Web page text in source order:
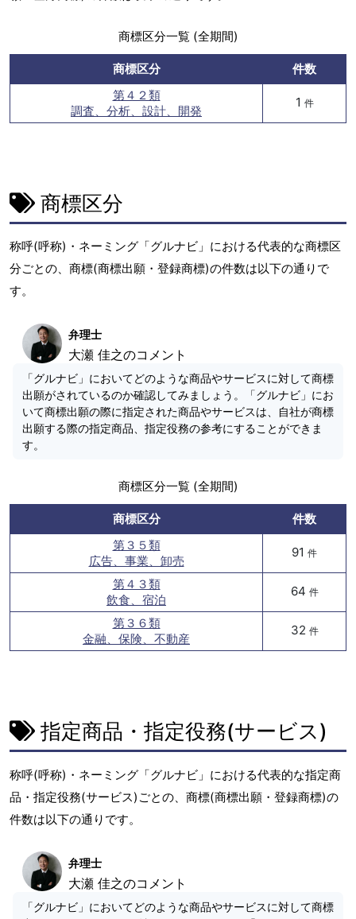
商標区分一覧 (全期間)
商標区分
件数
第４２類
調査、分析、設計、開発
1 件
商標区分
称呼(呼称)・ネーミング「グルナビ」における代表的な商標区
分ごとの、商標(商標出願・登録商標)の件数は以下の通りで
す。
弁理士
大瀬 佳之のコメント
「グルナビ」においてどのような商品やサービスに対して商標
出願がされているのか確認してみましょう。「グルナビ」にお
いて商標出願の際に指定された商品やサービスは、自社が商標
出願する際の指定商品、指定役務の参考にすることができま
す。
商標区分一覧 (全期間)
商標区分
件数
第３５類
広告、事業、卸売
91 件
第４３類
飲食、宿泊
64 件
第３６類
金融、保険、不動産
32 件
指定商品・指定役務(サービス)
称呼(呼称)・ネーミング「グルナビ」における代表的な指定商
品・指定役務(サービス)ごとの、商標(商標出願・登録商標)の
件数は以下の通りです。
弁理士
大瀬 佳之のコメント
「グルナビ」においてどのような商品やサービスに対して商標